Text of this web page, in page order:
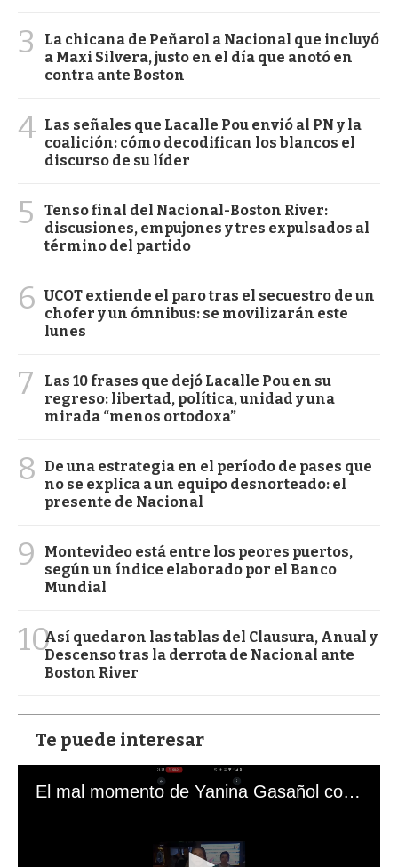
3
La chicana de Peñarol a Nacional que incluyó
a Maxi Silvera, justo en el día que anotó en
contra ante Boston
4 Las señales que Lacalle Pou envió al PN y la
coalición: cómo decodifican los blancos el
discurso de su líder
5
Tenso final del Nacional-Boston River:
discusiones, empujones y tres expulsados al
término del partido
6 UCOT extiende el paro tras el secuestro de un
chofer y un ómnibus: se movilizarán este
lunes
7
Las 10 frases que dejó Lacalle Pou en su
regreso: libertad, política, unidad y una
mirada “menos ortodoxa”
8
De una estrategia en el período de pases que
no se explica a un equipo desnorteado: el
presente de Nacional
9
Montevideo está entre los peores puertos,
según un índice elaborado por el Banco
Mundial
10Así quedaron las tablas del Clausura, Anual y
Descenso tras la derrota de Nacional ante
Boston River
Te puede interesar
El mal momento de Yanina Gasañol con un hincha argentino en "Subrayado"